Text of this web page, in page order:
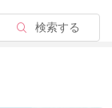
検索する